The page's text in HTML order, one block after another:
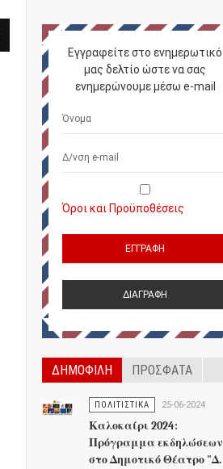
Εγγραφείτε στο ενημερωτικό
μας δελτίο ώστε να σας
ενημερώνουμε μέσω e-mail
Όροι και Προϋποθέσεις
ΔΗΜΟΦΙΛΗ ΠΡΟΣΦΑΤΑ
ΠΟΛΙΤΙΣΤΙΚΑ 25-06-2024
Καλοκαίρι 2024:
Πρόγραμμα εκδηλώσεων
στο Δημοτικό Θέατρο "Δ.